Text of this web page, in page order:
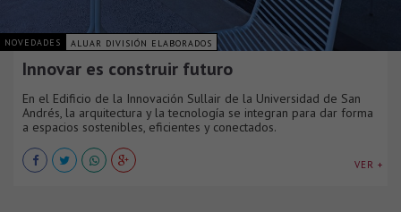
NOVEDADES ALUAR DIVISIÓN ELABORADOS
Innovar es construir futuro
En el Edificio de la Innovación Sullair de la Universidad de San
Andrés, la arquitectura y la tecnología se integran para dar forma
a espacios sostenibles, eficientes y conectados.
VER +